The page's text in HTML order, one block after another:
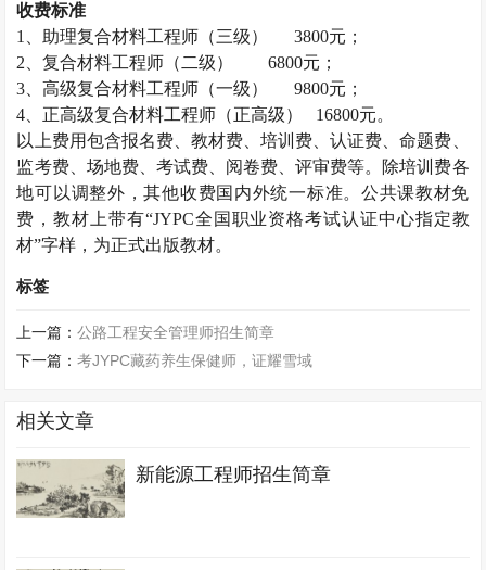
收费标准
1
、助理复合材料工程师（三级） 3800元；
2 、复合材料工程师（二级） 6800元；
3 、高级复合材料工程师（一级） 9800元；
4 、正高级复合材料工程师（正高级） 16800元。
以上费用包含报名费、教材费、培训费、认证费、命题费、
监考费、场地费、考试费、阅卷费、评审费等。除培训费各
地可以调整外，其他收费国内外统一标准。公共课教材免
费，教材上带有“JYPC全国职业资格考试认证中心指定教
材”字样，为正式出版教材。
标签
上一篇：公路工程安全管理师招生简章
下一篇：考JYPC藏药养生保健师，证耀雪域
相关文章
新能源工程师招生简章